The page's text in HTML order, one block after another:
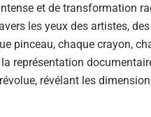
et de transformation
les yeux des artistes,
pinceau, chaque crayon,
représentation
révélant les